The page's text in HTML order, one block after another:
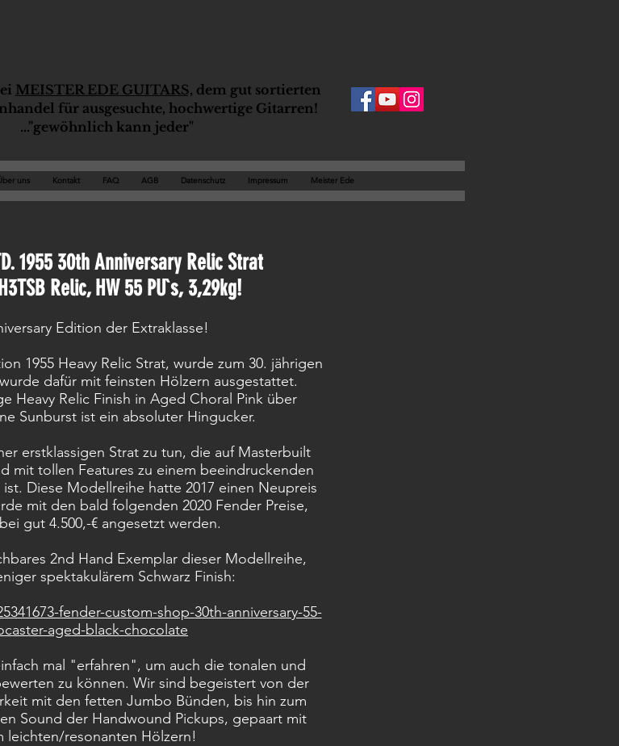
MEISTER EDE GUITARS, dem gut sortierten
für ausgesuchte, hochwertige Gitarren!
..."gewöhnlich kann jeder"
uns Kontakt FAQ AGB Datenschutz Impressum Meister Ede
1955 30th Anniversary Relic Strat
Relic, HW 55 PU`s, 3,29kg!
Edition der Extraklasse!
1955 Heavy Relic Strat, wurde zum 30. jährigen
dafür mit feinsten Hölzern ausgestattet.
Heavy Relic Finish in Aged Choral Pink über
Sunburst ist ein absoluter Hingucker.
erstklassigen Strat zu tun, die auf Masterbuilt
mit tollen Features zu einem beeindruckenden
Diese Modellreihe hatte 2017 einen Neupreis
mit den bald folgenden 2020 Fender Preise,
gut 4.500,-€ angesetzt werden.
2nd Hand Exemplar dieser Modellreihe,
spektakulärem Schwarz Finish:
fender-custom-shop-30th-anniversary-55-
aged-black-chocolate
mal "erfahren", um auch die tonalen und
zu können. Wir sind begeistert von der
mit den fetten Jumbo Bünden, bis hin zum
Sound der Handwound Pickups, gepaart mit
leichten/resonanten Hölzern!